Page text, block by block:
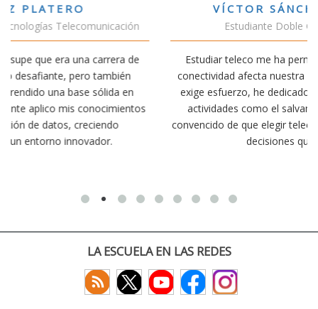
VÍCTOR SÁNCHEZ VALENCIA
Estudiante Doble Grado Teleco-ADE
Estudiar teleco me ha permitido comprender cómo la
conectividad afecta nuestra vida diaria. Aunque la carrera
exige esfuerzo, he dedicado parte de mi tiempo a otras
actividades como el salvamento y socorrismo. Estoy
convencido de que elegir teleco ha sido una de las mejores
decisiones que he tomado.
LA ESCUELA EN LAS REDES